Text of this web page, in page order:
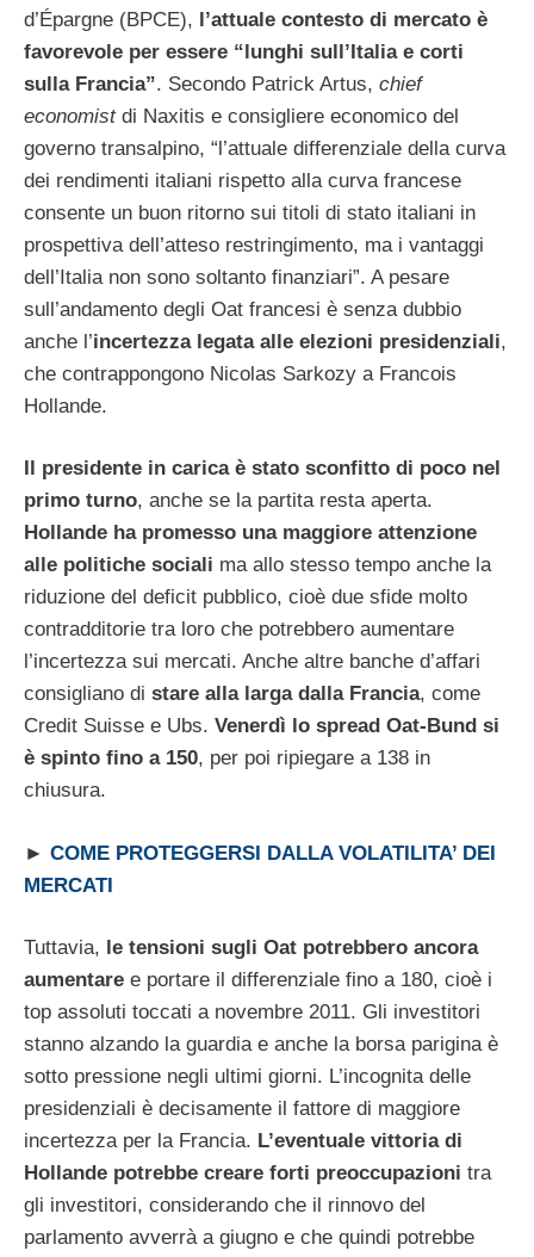
d’Épargne (BPCE), l’attuale contesto di mercato è
favorevole per essere “lunghi sull’Italia e corti
sulla Francia”. Secondo Patrick Artus, chief
economist di Naxitis e consigliere economico del
governo transalpino, “l’attuale differenziale della curva
dei rendimenti italiani rispetto alla curva francese
consente un buon ritorno sui titoli di stato italiani in
prospettiva dell’atteso restringimento, ma i vantaggi
dell’Italia non sono soltanto finanziari”. A pesare
sull’andamento degli Oat francesi è senza dubbio
anche l’incertezza legata alle elezioni presidenziali,
che contrappongono Nicolas Sarkozy a Francois
Hollande.
Il presidente in carica è stato sconfitto di poco nel
primo turno, anche se la partita resta aperta.
Hollande ha promesso una maggiore attenzione
alle politiche sociali ma allo stesso tempo anche la
riduzione del deficit pubblico, cioè due sfide molto
contradditorie tra loro che potrebbero aumentare
l’incertezza sui mercati. Anche altre banche d’affari
consigliano di stare alla larga dalla Francia, come
Credit Suisse e Ubs. Venerdì lo spread Oat-Bund si
è spinto fino a 150, per poi ripiegare a 138 in
chiusura.
► COME PROTEGGERSI DALLA VOLATILITA’ DEI
MERCATI
Tuttavia, le tensioni sugli Oat potrebbero ancora
aumentare e portare il differenziale fino a 180, cioè i
top assoluti toccati a novembre 2011. Gli investitori
stanno alzando la guardia e anche la borsa parigina è
sotto pressione negli ultimi giorni. L’incognita delle
presidenziali è decisamente il fattore di maggiore
incertezza per la Francia. L’eventuale vittoria di
Hollande potrebbe creare forti preoccupazioni tra
gli investitori, considerando che il rinnovo del
parlamento avverrà a giugno e che quindi potrebbe